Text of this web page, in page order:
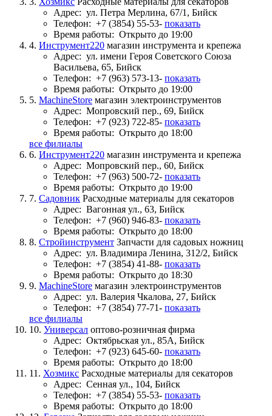
Адрес: ул. Петра Мерлина, 67/1, Бийск
Телефон: +7 (3854) 55-53- показать
Время работы: Открыто до 19:00
4. Инструмент220 магазин инструмента и крепежа
Адрес: ул. имени Героя Советского Союза
Васильева, 65, Бийск
Телефон: +7 (963) 573-13- показать
Время работы: Открыто до 19:00
5. MachineStore магазин электроинструментов
Адрес: Мопровский пер., 69, Бийск
Телефон: +7 (923) 722-85- показать
Время работы: Открыто до 18:00
все филиалы
6. Инструмент220 магазин инструмента и крепежа
Адрес: Мопровский пер., 60, Бийск
Телефон: +7 (963) 500-72- показать
Время работы: Открыто до 19:00
7. Садовник Расходные материалы для секаторов
Адрес: Вагонная ул., 63, Бийск
Телефон: +7 (960) 946-83- показать
Время работы: Открыто до 18:00
8. Стройинструмент Запчасти для садовых ножниц
Адрес: ул. Владимира Ленина, 312/2, Бийск
Телефон: +7 (3854) 41-88- показать
Время работы: Открыто до 18:30
9. MachineStore магазин электроинструментов
Адрес: ул. Валерия Чкалова, 27, Бийск
Телефон: +7 (3854) 77-71- показать
все филиалы
10. Универсал оптово-розничная фирма
Адрес: Октябрьская ул., 85А, Бийск
Телефон: +7 (923) 645-60- показать
Время работы: Открыто до 18:00
11. Хозмикс Расходные материалы для секаторов
Адрес: Сенная ул., 104, Бийск
Телефон: +7 (3854) 55-53- показать
Время работы: Открыто до 18:00